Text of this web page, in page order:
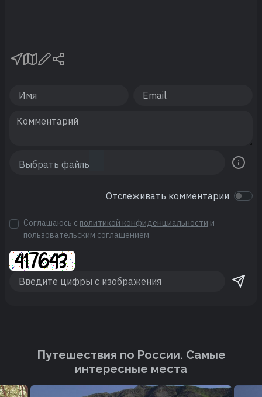
Отслеживать комментарии
Соглашаюсь с политикой конфиденциальности и
пользовательским соглашением
Путешествия по России. Cамые
интересные места